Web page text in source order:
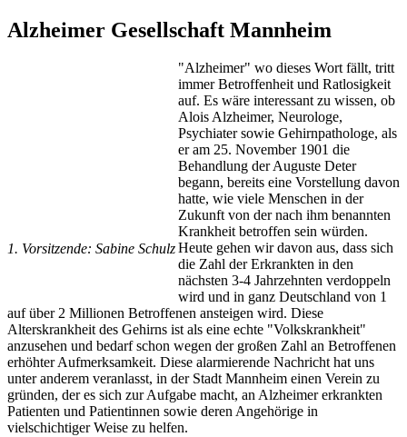
Alzheimer Gesellschaft Mannheim
1. Vorsitzende: Sabine Schulz
"Alzheimer" wo dieses Wort fällt, tritt
immer Betroffenheit und Ratlosigkeit
auf. Es wäre interessant zu wissen, ob
Alois Alzheimer, Neurologe,
Psychiater sowie Gehirnpathologe, als
er am 25. November 1901 die
Behandlung der Auguste Deter
begann, bereits eine Vorstellung davon
hatte, wie viele Menschen in der
Zukunft von der nach ihm benannten
Krankheit betroffen sein würden.
Heute gehen wir davon aus, dass sich
die Zahl der Erkrankten in den
nächsten 3-4 Jahrzehnten verdoppeln
wird und in ganz Deutschland von 1
auf über 2 Millionen Betroffenen ansteigen wird. Diese
Alterskrankheit des Gehirns ist als eine echte "Volkskrankheit"
anzusehen und bedarf schon wegen der großen Zahl an Betroffenen
erhöhter Aufmerksamkeit. Diese alarmierende Nachricht hat uns
unter anderem veranlasst, in der Stadt Mannheim einen Verein zu
gründen, der es sich zur Aufgabe macht, an Alzheimer erkrankten
Patienten und Patientinnen sowie deren Angehörige in
vielschichtiger Weise zu helfen.